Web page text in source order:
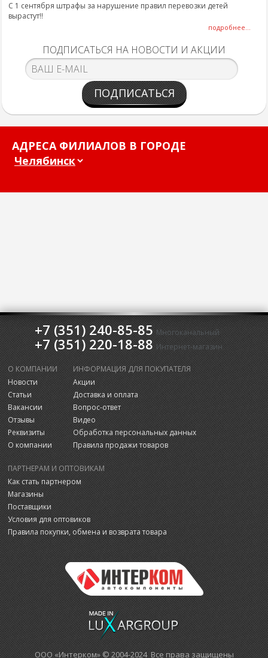
С 1 сентября штрафы за нарушение правил перевозки детей
вырастут!!
подробнее...
ПОДПИСАТЬСЯ НА НОВОСТИ И АКЦИИ
ПОДПИСАТЬСЯ
АДРЕСА ФИЛИАЛОВ В ГОРОДЕ
+7 (351) 240-85-85 Многоканальный
+7 (351) 220-18-88 Интернет-магазин
О КОМПАНИИ
Новости
Статьи
Вакансии
Отзывы
Реквизиты
О компании
ИНФОРМАЦИЯ ДЛЯ ПОКУПАТЕЛЯ
Акции
Доставка и оплата
Вопрос-ответ
Видео
Обработка персональных данных
Правила продажи товаров
ПАРТНЕРАМ И ОПТОВИКАМ
Как стать партнером
Магазины
Поставщики
Условия для оптовиков
Правила покупки, обмена и возврата товара
ООО «Интерком» © 2004-2024 Все права защищены